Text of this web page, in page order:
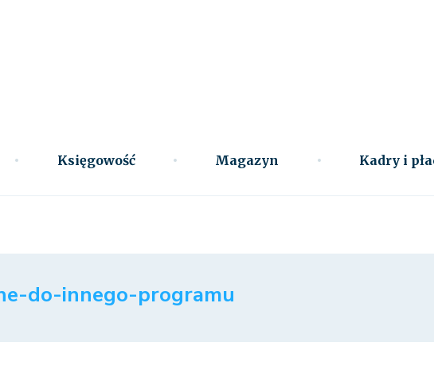
Księgowość Magazyn Kadry i
do-innego-programu